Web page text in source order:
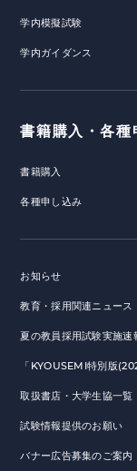
学内模擬試験
学内ガイダンス
書籍購入・各種
書籍購入
各種申し込み
お知らせ
教育・採用関連ニュース
夏の教員採用試験実施速
「KYOUSEMI特別版
取扱書店・大学生協一覧
試験情報提供のお願い
バナー広告募集のご案内